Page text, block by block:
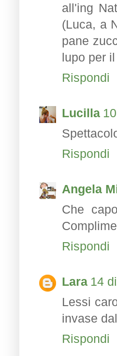
all'ing
(Luca, a
pane
lupo per
Rispondi
Lucilla
Rispondi
Angela
Che
Rispondi
Lara 14
Lessi
invase
Rispondi